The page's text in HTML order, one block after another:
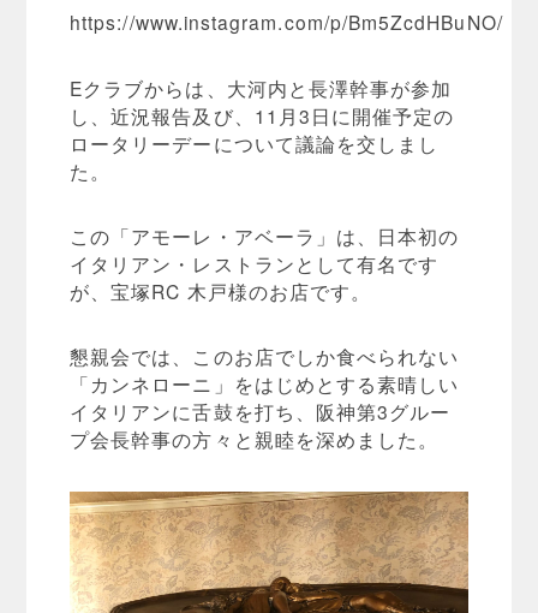
https://www.instagram.com/p/Bm5ZcdHBuNO/
Eクラブからは、大河内と長澤幹事が参加
し、近況報告及び、11月3日に開催予定の
ロータリーデーについて議論を交しまし
た。
この「アモーレ・アベーラ」は、日本初の
イタリアン・レストランとして有名です
が、宝塚RC 木戸様のお店です。
懇親会では、このお店でしか食べられない
「カンネローニ」をはじめとする素晴しい
イタリアンに舌鼓を打ち、阪神第3グルー
プ会長幹事の方々と親睦を深めました。